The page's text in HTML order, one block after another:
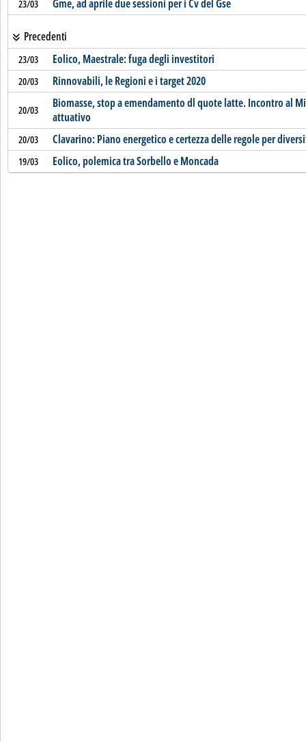
23/03 Gme, ad aprile due sessioni per i Cv del Gse
Precedenti
23/03 Eolico, Maestrale: fuga degli investitori
20/03 Rinnovabili, le Regioni e i target 2020
20/03
Biomasse, stop a emendamento dl quote latte. Incontro al
attuativo
20/03 Clavarino: Piano energetico e certezza delle regole per
19/03 Eolico, polemica tra Sorbello e Moncada